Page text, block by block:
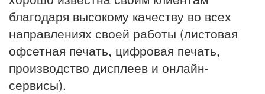
благодаря высокому качеству во всех
направлениях своей работы (листовая
офсетная печать, цифровая печать,
производство дисплеев и онлайн-
сервисы).